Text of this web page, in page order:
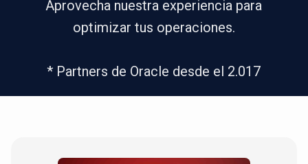
Aprovecha nuestra experiencia para
optimizar tus operaciones.
* Partners de Oracle desde el 2.017